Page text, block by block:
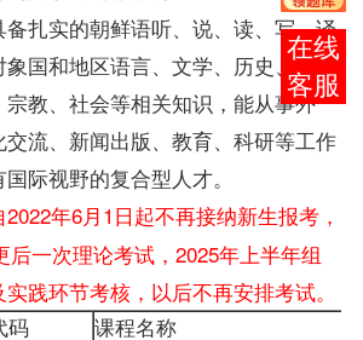
扎实的朝鲜语听、说、读、写、译
国和地区语言、文学、历史、政
教、社会等相关知识，能从事外
流、新闻出版、教育、科研等工作
际视野的复合型人才。
年6月1日起不再接纳新生报考，
后一次理论考试，2025年上半年组
践环节考核，以后不再安排考试。
码
课程名称
报考
咨询